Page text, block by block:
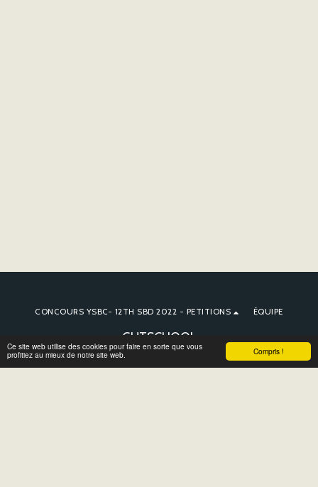
Compris !
Ce site web utilise des cookies pour faire en sorte que vous
profitiez au mieux de notre site web.
GUTSCHOOL
Droits d'auteur © 2026 Tous droits réservés
Conditions d'Utilisations|Politique de Confidentialité
CONCOURS YSBC- 12TH SBD 2022 - PETITIONS ÉQUIPE